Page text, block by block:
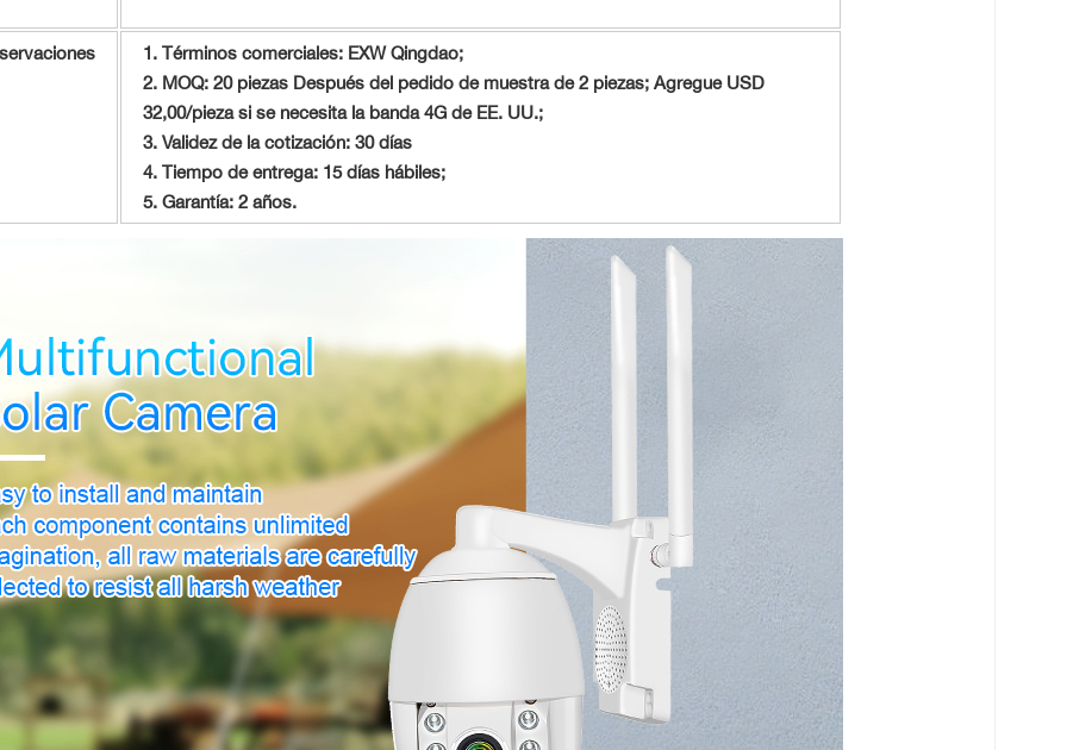
1. Términos comerciales: EXW Qingdao;
2. MOQ: 20 piezas Después del pedido de muestra de 2 piezas; Agregue USD
32,00/pieza si se necesita la banda 4G de EE. UU.;
3. Validez de la cotización: 30 días
4. Tiempo de entrega: 15 días hábiles;
5. Garantía: 2 años.